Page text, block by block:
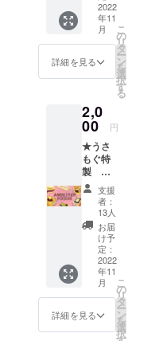
ズ：
3.5cm
郵送に
てお届
け致し
ます。
2022
年11
月
詳細を見る
こ
の
リ
タ
ー
ン
を
選
択
す
る
2,0
00 円
★うさ
もぐ特
製 あ
んバ
ター記
念カー
ド サイ
ズ：名
刺サイ
（91m
mx55m
m） 枚
数：1枚
本プロ
ジェク
支援
者：
13人
お届
け予
定：
2022
年11
月
詳細を見る
こ
の
リ
タ
ー
ン
を
選
択